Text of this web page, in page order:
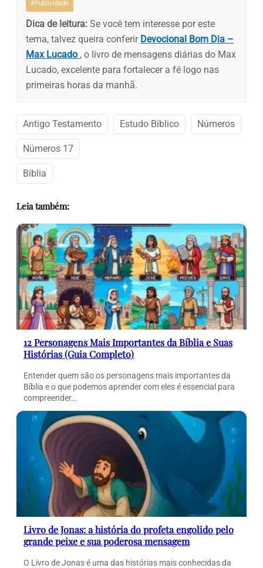
#Publicidade
Dica de leitura: Se você tem interesse por este
tema, talvez queira conferir Devocional Bom Dia –
Max Lucado , o livro de mensagens diárias do Max
Lucado, excelente para fortalecer a fé logo nas
primeiras horas da manhã.
Antigo Testamento Estudo Bíblico Números
Números 17
Bíblia
Leia também:
12 Personagens Mais Importantes da Bíblia e Suas
Histórias (Guia Completo)
Entender quem são os personagens mais importantes da
Bíblia e o que podemos aprender com eles é essencial para
compreender…
Livro de Jonas: a história do profeta engolido pelo
grande peixe e sua poderosa mensagem
O Livro de Jonas é uma das histórias mais conhecidas da